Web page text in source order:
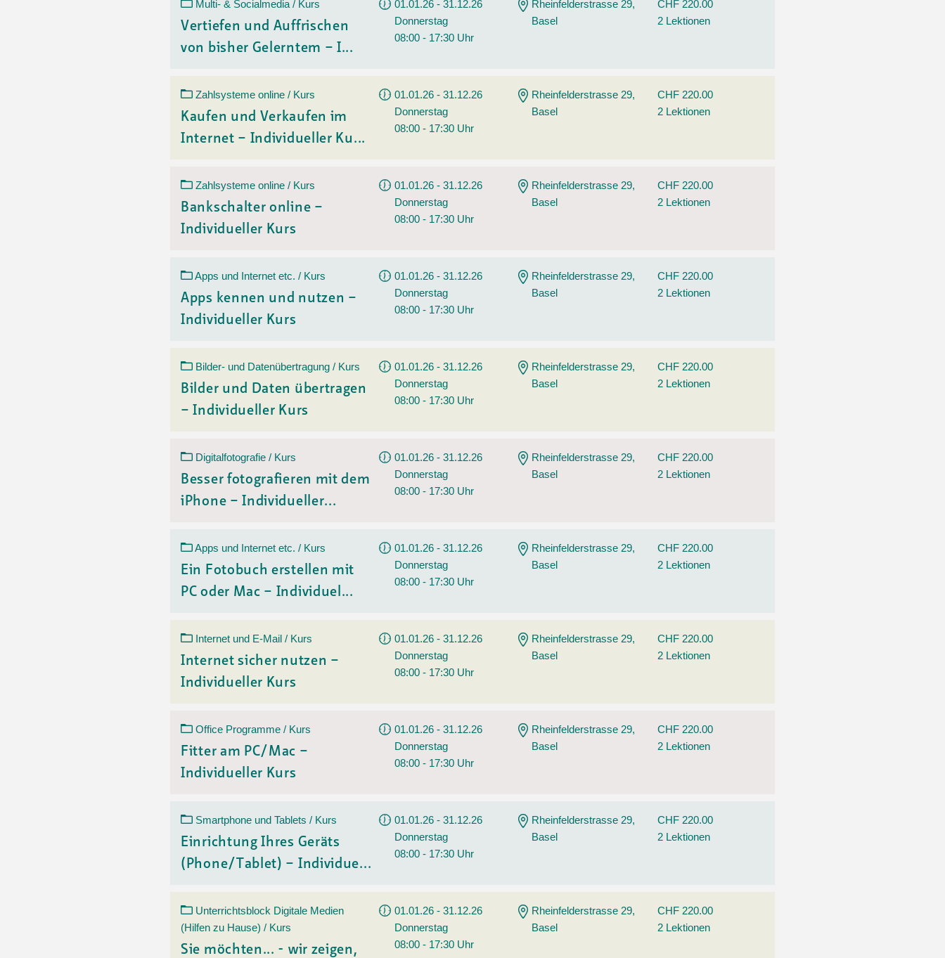
Altersstrategien und Leitbilder
Privatstunden und Support
Weitere Angebote
AGB
Wassersport
Multi- & Socialmedia / Kurs
Vertiefen und Auffrischen
von bisher Gelerntem – I...
01.01.26 - 31.12.26
Donnerstag
08:00 - 17:30 Uhr
Rheinfelderstrasse 29,
Basel
CHF 220.00
2 Lektionen
Zahlsysteme online / Kurs
Kaufen und Verkaufen im
Internet – Individueller Ku...
01.01.26 - 31.12.26
Donnerstag
08:00 - 17:30 Uhr
Rheinfelderstrasse 29,
Basel
CHF 220.00
2 Lektionen
Zahlsysteme online / Kurs
Bankschalter online –
Individueller Kurs
01.01.26 - 31.12.26
Donnerstag
08:00 - 17:30 Uhr
Rheinfelderstrasse 29,
Basel
CHF 220.00
2 Lektionen
Apps und Internet etc. / Kurs
Apps kennen und nutzen –
Individueller Kurs
01.01.26 - 31.12.26
Donnerstag
08:00 - 17:30 Uhr
Rheinfelderstrasse 29,
Basel
CHF 220.00
2 Lektionen
Bilder- und Datenübertragung / Kurs
Bilder und Daten übertragen
– Individueller Kurs
01.01.26 - 31.12.26
Donnerstag
08:00 - 17:30 Uhr
Rheinfelderstrasse 29,
Basel
CHF 220.00
2 Lektionen
Digitalfotografie / Kurs
Besser fotografieren mit dem
iPhone – Individueller...
01.01.26 - 31.12.26
Donnerstag
08:00 - 17:30 Uhr
Rheinfelderstrasse 29,
Basel
CHF 220.00
2 Lektionen
Apps und Internet etc. / Kurs
Ein Fotobuch erstellen mit
PC oder Mac – Individuel...
01.01.26 - 31.12.26
Donnerstag
08:00 - 17:30 Uhr
Rheinfelderstrasse 29,
Basel
CHF 220.00
2 Lektionen
Internet und E-Mail / Kurs
Internet sicher nutzen –
Individueller Kurs
01.01.26 - 31.12.26
Donnerstag
08:00 - 17:30 Uhr
Rheinfelderstrasse 29,
Basel
CHF 220.00
2 Lektionen
Office Programme / Kurs
Fitter am PC/Mac –
Individueller Kurs
01.01.26 - 31.12.26
Donnerstag
08:00 - 17:30 Uhr
Rheinfelderstrasse 29,
Basel
CHF 220.00
2 Lektionen
Smartphone und Tablets / Kurs
Einrichtung Ihres Geräts
(Phone/Tablet) – Individue...
01.01.26 - 31.12.26
Donnerstag
08:00 - 17:30 Uhr
Rheinfelderstrasse 29,
Basel
CHF 220.00
2 Lektionen
Unterrichtsblock Digitale Medien
(Hilfen zu Hause) / Kurs
Sie möchten... - wir zeigen,
01.01.26 - 31.12.26
Donnerstag
08:00 - 17:30 Uhr
Rheinfelderstrasse 29,
Basel
CHF 220.00
2 Lektionen